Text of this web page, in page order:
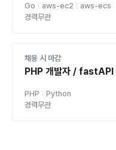
Go aws-ec2
aws-ecs
경력무관
채용 시 마감
PHP 개발자 /
PHP
Python
경력무관